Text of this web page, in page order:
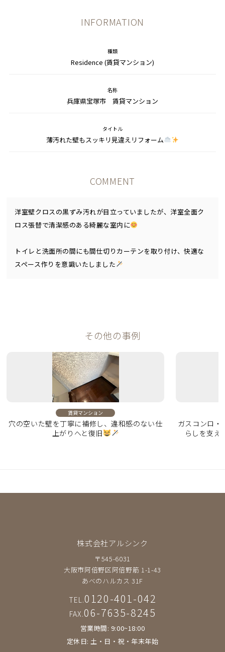
INFORMATION
種類
Residence (賃貸マンション)
名称
兵庫県宝塚市 賃貸マンション
タイトル
薄汚れた壁もスッキリ見違えリフォーム
COMMENT
洋室壁クロスの黒ずみ汚れが目立っていましたが、洋室全面ク
ロス張替で清潔感のある綺麗な室内に
トイレと洗面所の間にも間仕切りカーテンを取り付け、快適な
スペース作りを意識いたしました
その他の事例
賃貸マンション
穴の空いた壁を丁寧に補修し、違和感のない仕
上がりへと復旧
ガスコンロ・
らしを支え
株式会社アルシンク
〒545-6031
大阪市阿倍野区阿倍野筋 1-1-43
あべのハルカス 31F
TEL.0120-401-042
FAX.06-7635-8245
営業時間: 9:00~18:00
定休日: 土・日・祝・年末年始